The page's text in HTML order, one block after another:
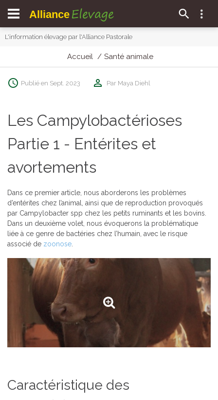
Alliance Elevage
L'information élevage par l'Alliance Pastorale
Accueil Santé animale
Publié en Sept. 2023 Par Maya Diehl
Les Campylobactérioses
Partie 1 - Entérites et
avortements
Dans ce premier article, nous aborderons les problèmes
d’entérites chez l’animal, ainsi que de reproduction provoqués
par Campylobacter spp chez les petits ruminants et les bovins.
Dans un deuxième volet, nous évoquerons la problématique
liée à ce genre de bactéries chez l’humain, avec le risque
associé de zoonose
Caractéristique des